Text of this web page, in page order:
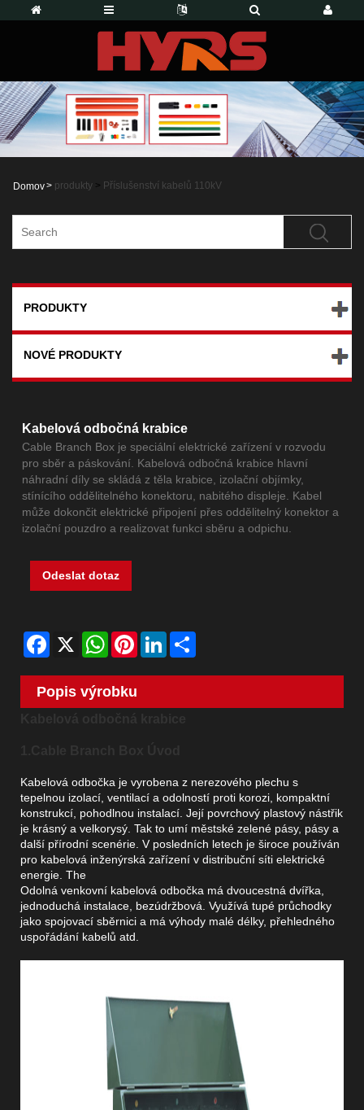
Domov> produkty > Příslušenství kabelů 110kV
PRODUKTY
NOVÉ PRODUKTY
Kabelová odbočná krabice
Cable Branch Box je speciální elektrické zařízení v rozvodu
pro sběr a páskování. Kabelová odbočná krabice hlavní
náhradní díly se skládá z těla krabice, izolační objímky,
stínícího oddělitelného konektoru, nabitého displeje. Kabel
může dokončit elektrické připojení přes oddělitelný konektor a
izolační pouzdro a realizovat funkci sběru a odpichu.
Odeslat dotaz
Facebook
X WhatsAppPinterestLinkedIn
Popis výrobku
Kabelová odbočka je vyrobena z nerezového plechu s
tepelnou izolací, ventilací a odolností proti korozi, kompaktní
konstrukcí, pohodlnou instalací. Její povrchový plastový nástřik
je krásný a velkorysý. Tak to umí městské zelené pásy, pásy a
další přírodní scenérie. V posledních letech je široce používán
pro kabelová inženýrská zařízení v distribuční síti elektrické
energie. The
Odolná venkovní kabelová odbočka má dvoucestná dvířka,
jednoduchá instalace, bezúdržbová. Využívá tupé průchodky
jako spojovací sběrnici a má výhody malé délky, přehledného
uspořádání kabelů atd.